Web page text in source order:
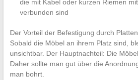
die mit Kabel oder kurzen Riemen
verbunden sind
Der Vorteil der Befestigung durch
Sobald die Möbel an ihrem Platz sind,
unsichtbar. Der Hauptnachteil: Die
Daher sollte man gut über die
man bohrt.